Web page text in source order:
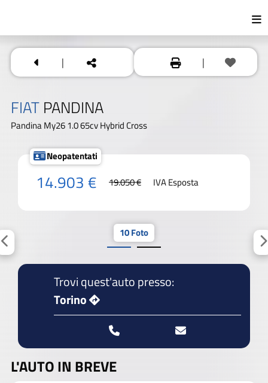
| |
FIAT PANDINA
Pandina My26 1.0 65cv Hybrid Cross
Neopatentati
14.903 € 19.050 € IVA Esposta
10 Foto
Trovi quest'auto presso:
Torino
L'AUTO IN BREVE